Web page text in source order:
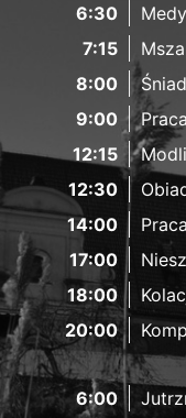
6:30
7:15
8:00
9:00
Praca
12:15
12:30
14:00
Praca
17:00
18:00
20:00
6:00